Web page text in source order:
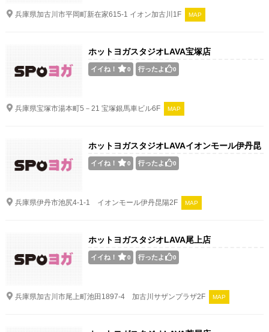
兵庫県加古川市平岡町新在家615-1 イオン加古川1F MAP
ホットヨガスタジオLAVA宝塚店
イイね！ 0 行ったよ 0
兵庫県宝塚市湯本町5－21 宝塚銀馬車ビル6F MAP
ホットヨガスタジオLAVAイオンモール伊丹昆
陽店
イイね！ 0 行ったよ 0
兵庫県伊丹市池尻4-1-1 イオンモール伊丹昆陽2F MAP
ホットヨガスタジオLAVA尾上店
イイね！ 0 行ったよ 0
兵庫県加古川市尾上町池田1897-4 加古川サザンプラザ2F MAP